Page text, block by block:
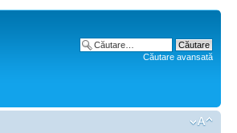
Căutare avansată